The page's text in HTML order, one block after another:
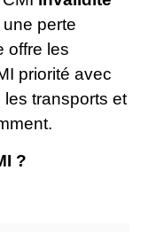
perte
offre les
priorité avec
transports et
?